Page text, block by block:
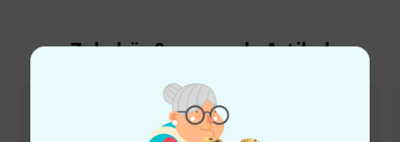
Zubehör & passende Artikel